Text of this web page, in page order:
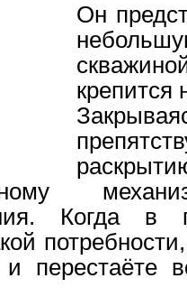
Он
Когда в
и перестаёте